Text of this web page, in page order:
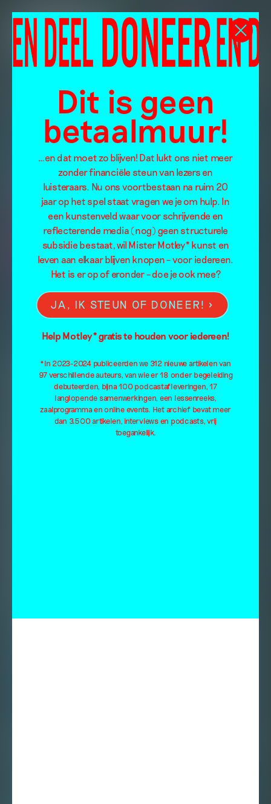
Dit is geen
betaalmuur!
…en dat moet zo blijven! Dat lukt ons niet meer
zonder financiële steun van lezers en
luisteraars. Nu ons voortbestaan na ruim 20
jaar op het spel staat vragen we je om hulp. In
een kunstenveld waar voor schrijvende en
reflecterende media (nog) geen structurele
subsidie bestaat, wil Mister Motley* kunst en
leven aan elkaar blijven knopen – voor iedereen.
Het is er op of eronder – doe je ook mee?
JA, IK STEUN OF DONEER!
Help Motley* gratis te houden voor iedereen!
*In 2023-2024 publiceerden we 312 nieuwe artikelen van
97 verschillende auteurs, van wie er 18 onder begeleiding
debuteerden, bijna 100 podcastafleveringen, 17
langlopende samenwerkingen, een lessenreeks,
zaalprogramma en online events. Het archief bevat meer
dan 3.500 artikelen, interviews en podcasts, vrij
toegankelijk.